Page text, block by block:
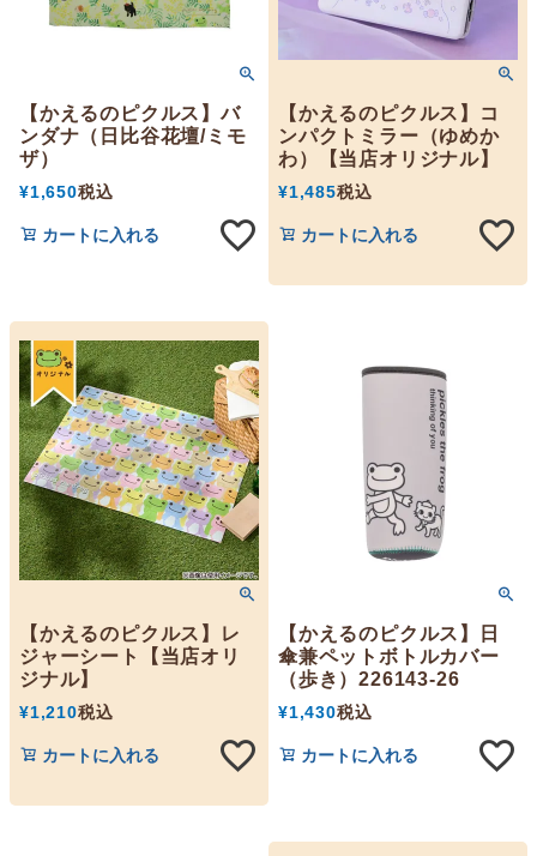
【かえるのピクルス】バ
ンダナ（日比谷花壇/ミモ
ザ）
¥1,650税込
カートに入れる
【かえるのピクルス】コ
ンパクトミラー（ゆめか
わ）【当店オリジナル】
¥1,485税込
カートに入れる
【かえるのピクルス】レ
ジャーシート【当店オリ
ジナル】
¥1,210税込
カートに入れる
【かえるのピクルス】日
傘兼ペットボトルカバー
（歩き）226143-26
¥1,430税込
カートに入れる